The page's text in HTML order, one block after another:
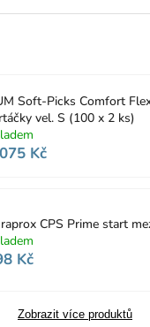
Soft-Picks Comfort
vel. S (100 x 2 ks)
Kč
CPS Prime start
Kč
Zobrazit více produktů